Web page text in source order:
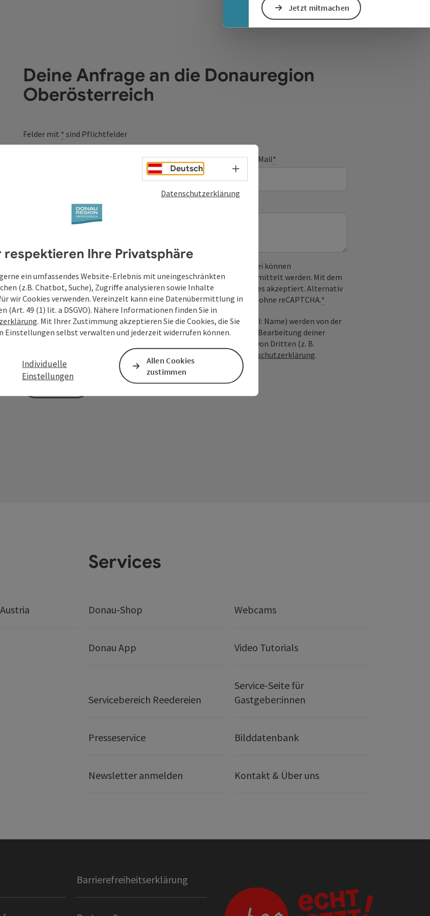
Jetzt mitmachen
Deine Anfrage an die Donauregion
Oberösterreich
Felder mit * sind Pflichtfelder
Nachname E-Mail*
Unverbindliche Anfrage
Zum Schutz vor Spam wird Google reCAPTCHA verwendet. Dabei können
personenbezogene Daten (z. B. die IP-Adresse) an Google übermittelt werden. Mit dem
Absenden des Formulars werden die dafür erforderlichen Cookies akzeptiert. Alternativ
ist eine Kontaktaufnahme jederzeit per E-Mail möglich – ganz ohne reCAPTCHA.*
Deine bekannt gegebenen Daten (E-Mail-Adresse, Anfrage; optional: Name) werden von der
WGD Donau Oberösterreich Tourismus GmbH ausschließlich für die Bearbeitung deiner
Anfrage verwendet und nur dann weitergegeben, wenn die Anfrage von Dritten (z. B.
touristische Leistungsträger) zu beantworten ist. Siehe auchDatenschutzerklärung.
Services
Donau-Shop Webcams
Donau App Video Tutorials
Servicebereich Reedereien
Service-Seite für
Gastgeber:innen
Presseservice Bilddatenbank
Newsletter anmelden Kontakt & Über uns
Barrierefreiheitserklärung
Deutsch Sprachwahl - Menü öffnen
Datenschutzerklärung
respektieren Ihre Privatsphäre
ein umfassendes Website-Erlebnis mit uneingeschränkten
(z.B. Chatbot, Suche), Zugriffe analysieren sowie Inhalte
wir Cookies verwenden. Vereinzelt kann eine Datenübermittlung in
(Art. 49 (1) lit. a DSGVO). Nähere Informationen finden Sie in
. Mit Ihrer Zustimmung akzeptieren Sie die Cookies, die Sie
Einstellungen selbst verwalten und jederzeit widerrufen können.
Individuelle
Einstellungen
Allen Cookies
zustimmen